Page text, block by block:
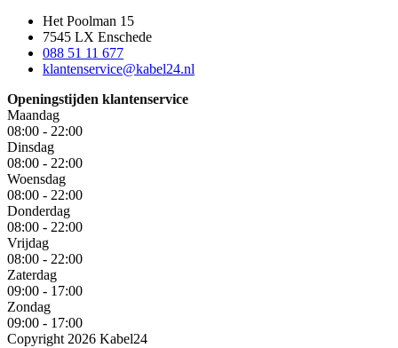
Het Poolman 15
7545 LX Enschede
088 51 11 677
klantenservice@kabel24.nl
Openingstijden klantenservice
Maandag
08:00 - 22:00
Dinsdag
08:00 - 22:00
Woensdag
08:00 - 22:00
Donderdag
08:00 - 22:00
Vrijdag
08:00 - 22:00
Zaterdag
09:00 - 17:00
Zondag
09:00 - 17:00
Copyright 2026 Kabel24